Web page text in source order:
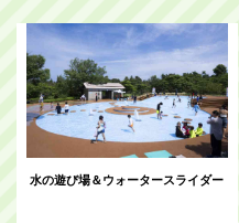
水の遊び場＆ウォータースライダー